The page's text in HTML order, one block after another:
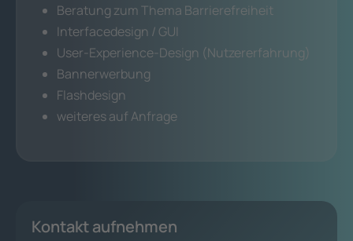
Beratung zum Thema Barrierefreiheit
Interfacedesign / GUI
User-Experience-Design (Nutzererfahrung)
Bannerwerbung
Flashdesign
weiteres auf Anfrage
Kontakt aufnehmen